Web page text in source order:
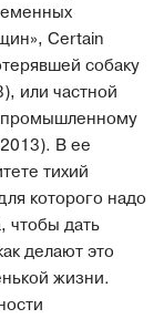
Certain
собаку
или частной
промышленному
В ее
тихий
которого надо
чтобы дать
делают это
жизни.